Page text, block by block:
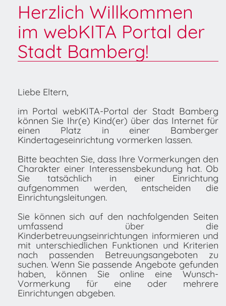
Herzlich Willkommen
im webKITA Portal der
Stadt Bamberg!
Liebe Eltern,
im Portal webKITA-Portal der Stadt Bamberg
können Sie Ihr(e) Kind(er) über das Internet für
einen Platz in einer Bamberger
Kindertageseinrichtung vormerken lassen.
Bitte beachten Sie, dass Ihre Vormerkungen den
Charakter einer Interessensbekundung hat. Ob
Sie tatsächlich in einer Einrichtung
aufgenommen werden, entscheiden die
Einrichtungsleitungen.
Sie können sich auf den nachfolgenden Seiten
umfassend über die
Kinderbetreuungseinrichtungen informieren und
mit unterschiedlichen Funktionen und Kriterien
nach passenden Betreuungsangeboten zu
suchen. Wenn Sie passende Angebote gefunden
haben, können Sie online eine Wunsch-
Vormerkung für eine oder mehrere
Einrichtungen abgeben.